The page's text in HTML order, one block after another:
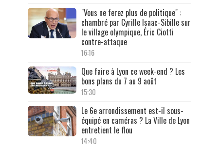
"Vous ne ferez plus de politique" :
chambré par Cyrille Isaac-Sibille sur
le village olympique, Éric Ciotti
contre-attaque
16:16
Que faire à Lyon ce week-end ? Les
bons plans du 7 au 9 août
15:30
Le 6e arrondissement est-il sous-
équipé en caméras ? La Ville de Lyon
entretient le flou
14:40